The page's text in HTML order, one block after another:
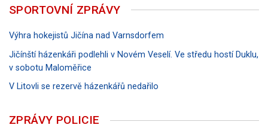
SPORTOVNÍ ZPRÁVY
Výhra hokejistů Jičína nad Varnsdorfem
Jičínští házenkáři podlehli v Novém Veselí. Ve středu hostí Duklu,
v sobotu Maloměřice
V Litovli se rezervě házenkářů nedařilo
ZPRÁVY POLICIE